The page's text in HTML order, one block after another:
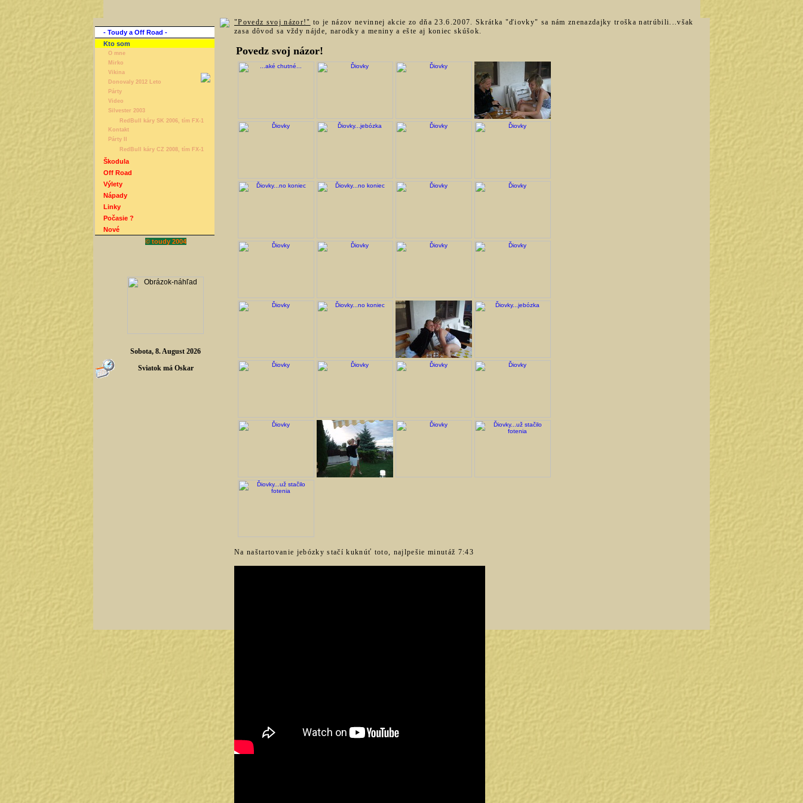
- Toudy a Off Road -
Kto som
O mne
Mirko
Vikina
Donovaly 2012 Leto
Párty
Video
Silvester 2003
RedBull káry SK 2006, tím FX-1
Kontakt
Párty II
RedBull káry CZ 2008, tím FX-1
Škodula
Off Road
Výlety
Nápady
Linky
Počasie ?
Nové
© toudy 2004
Sobota, 8. August 2026
Sviatok má Oskar
"Povedz svoj názor!" to je názov nevinnej akcie zo dňa 23.6.2007. Skrátka "ďiovky" sa nám znenazdajky troška natrúbili...však
zasa dôvod sa vždy nájde, narodky a meniny a ešte aj koniec skúšok.
Povedz svoj názor!
Na naštartovanie jebózky stačí kuknúť toto, najlpešie minutáž 7:43